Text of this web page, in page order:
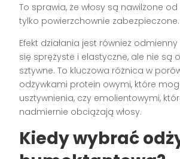
To sprawia, że włosy są nawilżone
tylko powierzchownie zabezpieczone.
Efekt działania jest również odmienny
się sprężyste i elastyczne, ale nie są
sztywne. To kluczowa różnica w
odżywkami protein owymi, które
usztywnienia, czy emolientowymi,
nadmiernie obciążają włosy.
Kiedy wybrać